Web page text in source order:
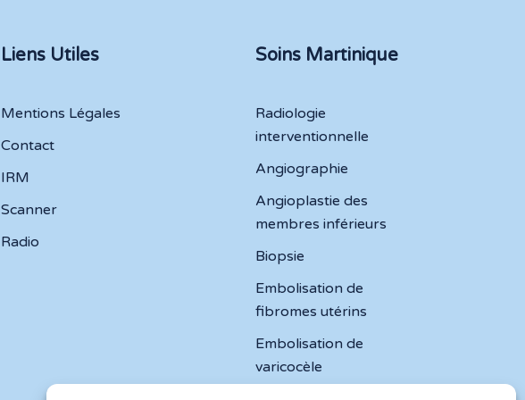
Liens Utiles
Mentions Légales
Contact
IRM
Scanner
Radio
Soins Martinique
Radiologie
interventionnelle
Angiographie
Angioplastie des
membres inférieurs
Biopsie
Embolisation de
fibromes utérins
Embolisation de
varicocèle